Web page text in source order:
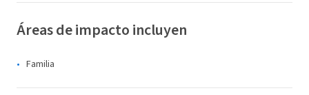
Áreas de impacto incluyen
Familia